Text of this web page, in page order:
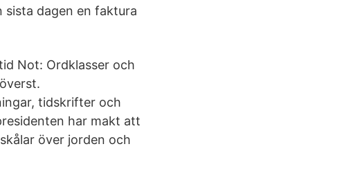
dagen en faktura
Not: Ordklasser och
tidskrifter och
har makt att
över jorden och